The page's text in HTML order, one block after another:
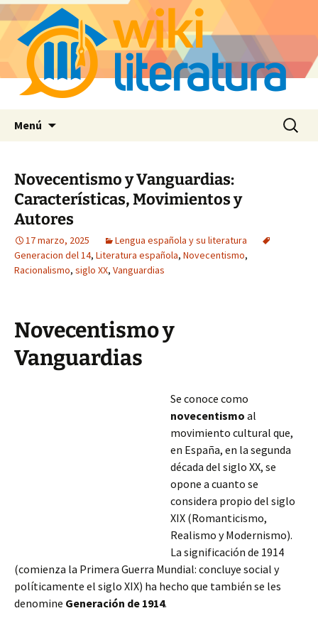
Menú Buscar:
Novecentismo y Vanguardias:
Características, Movimientos y
Autores
17 marzo, 2025
Lengua española y su literatura
Generacion del 14, Literatura española, Novecentismo,
Racionalismo, siglo XX, Vanguardias
Novecentismo y
Vanguardias
Se conoce como
novecentismo al
movimiento cultural que,
en España, en la segunda
década del siglo XX, se
opone a cuanto se
considera propio del siglo
XIX (Romanticismo,
Realismo y Modernismo).
La significación de 1914
(comienza la Primera Guerra Mundial: concluye social y
políticamente el siglo XIX) ha hecho que también se les
denomine Generación de 1914.